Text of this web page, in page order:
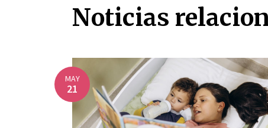
Noticias
MAY
21